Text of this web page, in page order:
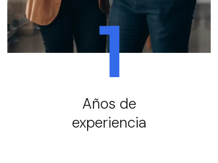
1
Años de
experiencia